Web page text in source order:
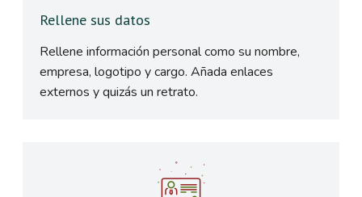
Rellene sus datos
Rellene información personal como su nombre,
empresa, logotipo y cargo. Añada enlaces
externos y quizás un retrato.